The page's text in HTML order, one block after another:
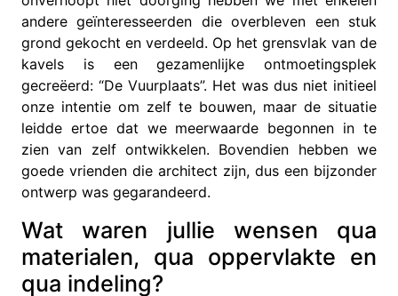
andere geïnteresseerden die overbleven een stuk
grond gekocht en verdeeld. Op het grensvlak van de
kavels is een gezamenlijke ontmoetingsplek
gecreëerd: “De Vuurplaats”. Het was dus niet initieel
onze intentie om zelf te bouwen, maar de situatie
leidde ertoe dat we meerwaarde begonnen in te
zien van zelf ontwikkelen. Bovendien hebben we
goede vrienden die architect zijn, dus een bijzonder
ontwerp was gegarandeerd.
Wat waren jullie wensen qua
materialen, qua oppervlakte en
qua indeling?